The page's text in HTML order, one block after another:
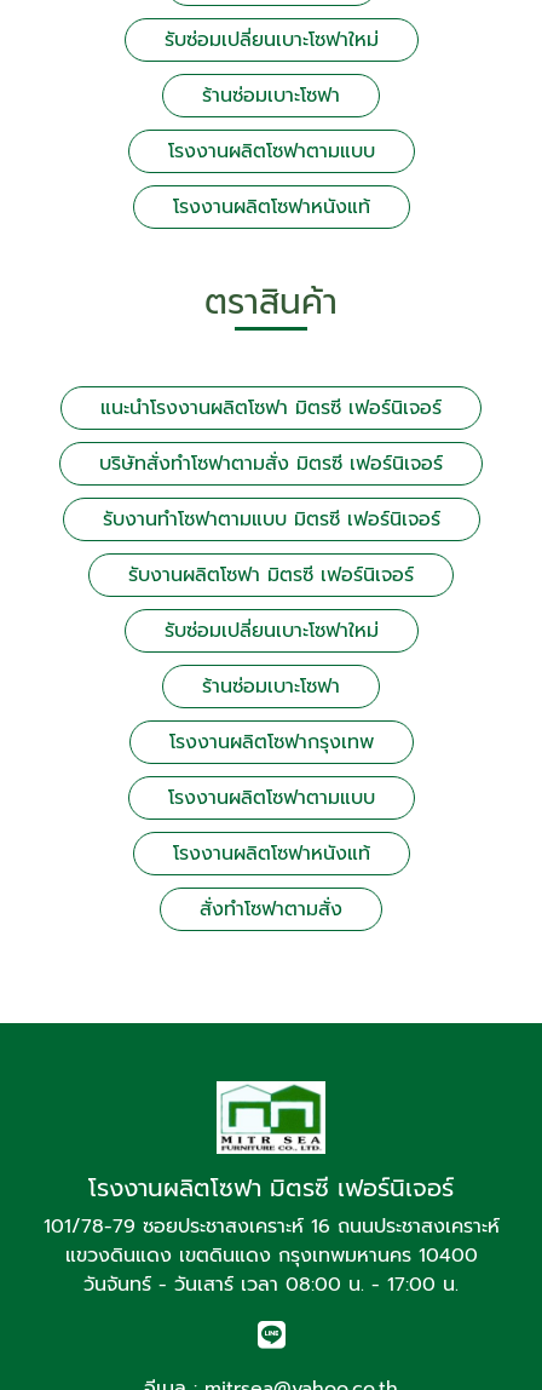
รับซ่อมเปลี่ยนเบาะโซฟาใหม่
ร้านซ่อมเบาะโซฟา
โรงงานผลิตโซฟาตามแบบ
โรงงานผลิตโซฟาหนังแท้
ตราสินค้า
แนะนำโรงงานผลิตโซฟา มิตรซี เฟอร์นิเจอร์
บริษัทสั่งทำโซฟาตามสั่ง มิตรซี เฟอร์นิเจอร์
รับงานทำโซฟาตามแบบ มิตรซี เฟอร์นิเจอร์
รับงานผลิตโซฟา มิตรซี เฟอร์นิเจอร์
รับซ่อมเปลี่ยนเบาะโซฟาใหม่
ร้านซ่อมเบาะโซฟา
โรงงานผลิตโซฟากรุงเทพ
โรงงานผลิตโซฟาตามแบบ
โรงงานผลิตโซฟาหนังแท้
สั่งทำโซฟาตามสั่ง
โรงงานผลิตโซฟา มิตรซี เฟอร์นิเจอร์
101/78-79 ซอยประชาสงเคราะห์ 16 ถนนประชาสงเคราะห์
แขวงดินแดง เขตดินแดง กรุงเทพมหานคร 10400
วันจันทร์ - วันเสาร์ เวลา 08:00 น. - 17:00 น.